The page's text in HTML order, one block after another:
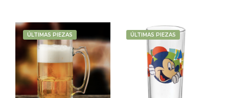
ÚLTIMAS PIEZAS ÚLTIMAS PIEZAS